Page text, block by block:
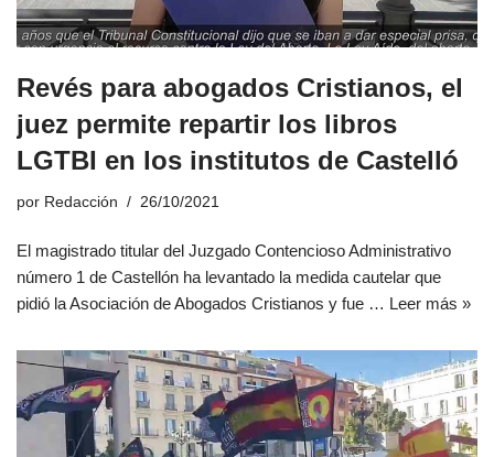
Revés para abogados Cristianos, el
juez permite repartir los libros
LGTBI en los institutos de Castelló
por Redacción 26/10/2021
El magistrado titular del Juzgado Contencioso Administrativo
número 1 de Castellón ha levantado la medida cautelar que
pidió la Asociación de Abogados Cristianos y fue … Leer más »